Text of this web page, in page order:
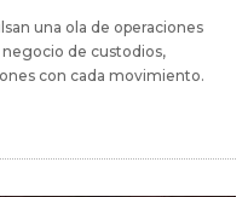
una ola de operaciones
de custodios,
con cada movimiento.